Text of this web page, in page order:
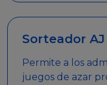
Sorteador AJ
Permite a los
juegos de azar